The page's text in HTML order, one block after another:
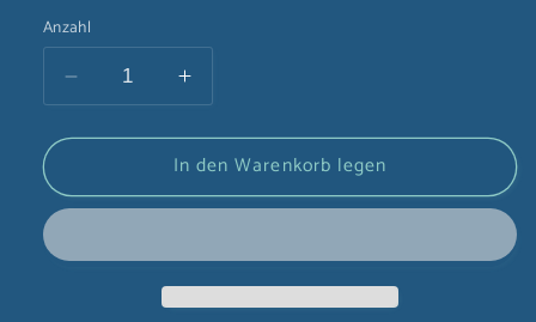
Anzahl
Verringere
die
Menge
Takara
Erhöhe
die
Menge
für
Takara
In den Warenkorb legen